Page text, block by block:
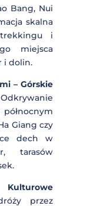
podczas
rejonie
–
w
na
Region
Nui
skalna
i